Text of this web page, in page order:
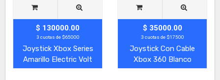
$ 130000.00
3 cuotas de $65000
Joystick Xbox Series
Amarillo Electric Volt
$ 35000.00
3 cuotas de $17500
Joystick Con Cable
Xbox 360 Blanco